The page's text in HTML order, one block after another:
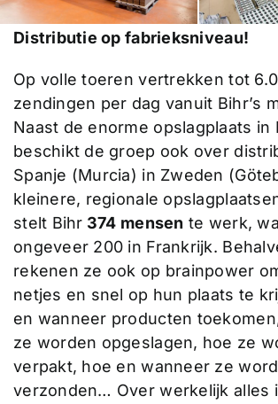
Distributie op fabrieksniveau!
Op volle toeren vertrekken tot
zendingen per dag vanuit Bihr’s
Naast de enorme opslagplaats in
beschikt de groep ook over
Spanje (Murcia) in Zweden
kleinere, regionale
stelt Bihr 374 mensen te werk,
ongeveer 200 in Frankrijk.
rekenen ze ook op brainpower
netjes en snel op hun plaats te
en wanneer producten
ze worden opgeslagen, hoe ze
verpakt, hoe en wanneer ze
verzonden… Over werkelijk alles